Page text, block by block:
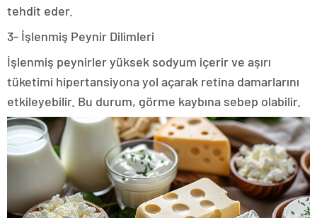
tehdit eder.
3- İşlenmiş Peynir Dilimleri
İşlenmiş peynirler yüksek sodyum içerir ve aşırı
tüketimi hipertansiyona yol açarak retina damarlarını
etkileyebilir. Bu durum, görme kaybına sebep olabilir.